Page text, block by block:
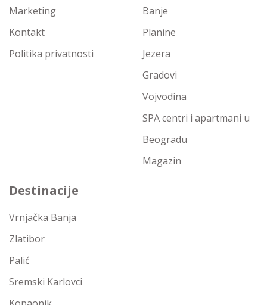
Marketing
Kontakt
Politika privatnosti
Banje
Planine
Jezera
Gradovi
Vojvodina
SPA centri i apartmani u
Beogradu
Magazin
Destinacije
Vrnjačka Banja
Zlatibor
Palić
Sremski Karlovci